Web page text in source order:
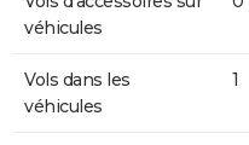
véhicules
Vols dans les
véhicules
1